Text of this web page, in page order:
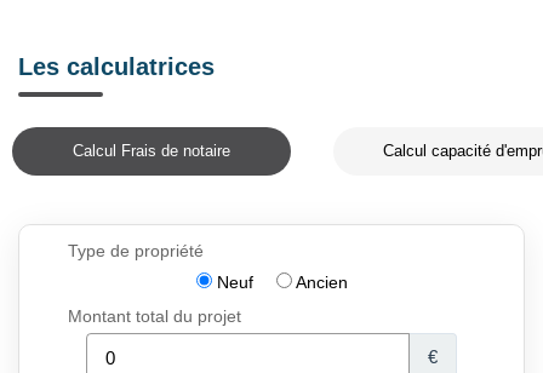
Les calculatrices
Calcul Frais de notaire Calcul capacité